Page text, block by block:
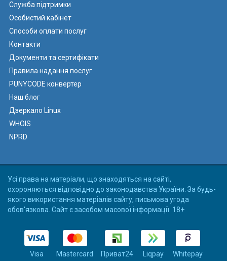
Служба підтримки
Особистий кабінет
Способи оплати послуг
Контакти
Документи та сертифікати
Правила надання послуг
PUNYCODE конвертер
Наш блог
Дзеркало Linux
WHOIS
NPRD
Усі права на матеріали, що знаходяться на сайті,
охороняються відповідно до законодавства України. За будь-
якого використання матеріалів сайту, письмова угода
обов'язкова. Сайт є засобом масової інформації. 18+
Visa Mastercard Приват24 Liqpay Whitepay